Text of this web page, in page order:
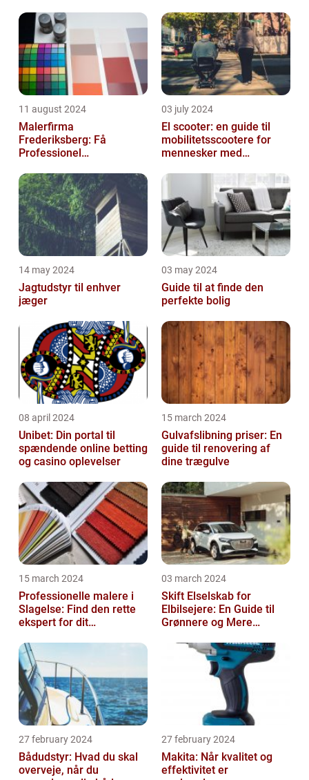
11 august 2024
Malerfirma
Frederiksberg: Få
Professionel
eller virksomhed
03 july 2024
El scooter: en guide til
mobilitetsscootere for
mennesker med
14 may 2024
Jagtudstyr til enhver
jæger
03 may 2024
Guide til at finde den
perfekte bolig
08 april 2024
Unibet: Din portal til
spændende online betting
og casino oplevelser
15 march 2024
Gulvafslibning priser: En
guide til renovering af
dine trægulve
15 march 2024
Professionelle malere i
Slagelse: Find den rette
ekspert for dit
03 march 2024
Skift Elselskab for
Elbilsejere: En Guide til
Grønnere og Mere
27 february 2024
Bådudstyr: Hvad du skal
overveje, når du
27 february 2024
Makita: Når kvalitet og
effektivitet er